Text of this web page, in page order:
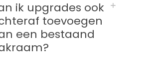
ik upgrades ook
toevoegen
een bestaand